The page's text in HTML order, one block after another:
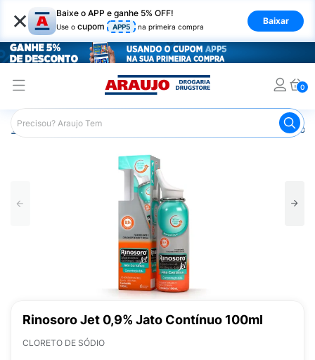
× Baixe o APP e ganhe 5% OFF!
Use o cupom APP5 na primeira compra
Baixar
0
Araujo Medicamentos Remédio para Gripe e Resfriado
Rinosoro Jet 0,9% Jato Contínuo 100ml
CLORETO DE SÓDIO